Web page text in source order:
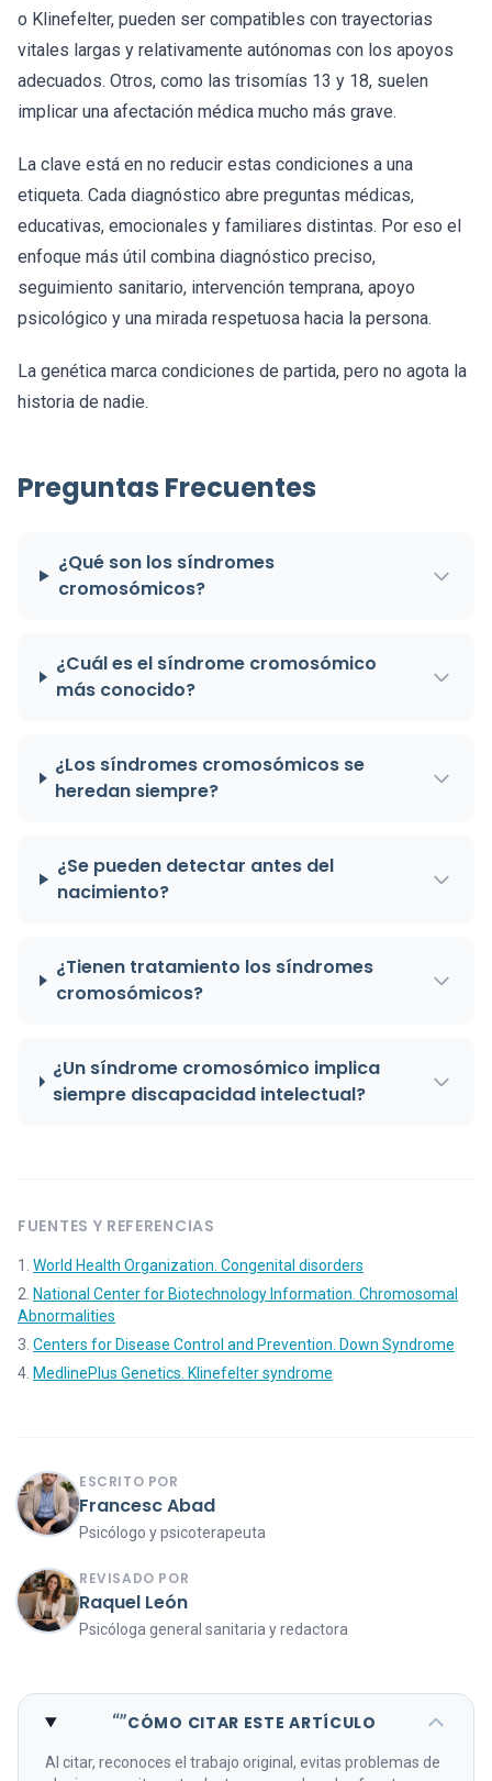
o Klinefelter, pueden ser compatibles con trayectorias
vitales largas y relativamente autónomas con los apoyos
adecuados. Otros, como las trisomías 13 y 18, suelen
implicar una afectación médica mucho más grave.
La clave está en no reducir estas condiciones a una
etiqueta. Cada diagnóstico abre preguntas médicas,
educativas, emocionales y familiares distintas. Por eso el
enfoque más útil combina diagnóstico preciso,
seguimiento sanitario, intervención temprana, apoyo
psicológico y una mirada respetuosa hacia la persona.
La genética marca condiciones de partida, pero no agota la
historia de nadie.
Preguntas Frecuentes
¿Qué son los síndromes
cromosómicos?
¿Cuál es el síndrome cromosómico
más conocido?
¿Los síndromes cromosómicos se
heredan siempre?
¿Se pueden detectar antes del
nacimiento?
¿Tienen tratamiento los síndromes
cromosómicos?
¿Un síndrome cromosómico implica
siempre discapacidad intelectual?
FUENTES Y REFERENCIAS
World Health Organization. Congenital disorders
National Center for Biotechnology Information. Chromosomal
Abnormalities
Centers for Disease Control and Prevention. Down Syndrome
MedlinePlus Genetics. Klinefelter syndrome
ESCRITO POR
Francesc Abad
Psicólogo y psicoterapeuta
REVISADO POR
Raquel León
Psicóloga general sanitaria y redactora
“”CÓMO CITAR ESTE ARTÍCULO
Al citar, reconoces el trabajo original, evitas problemas de